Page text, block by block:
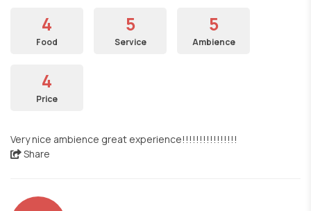
4
Food
5
Service
5
Ambience
4
Price
Very nice ambience great experience!!!!!!!!!!!!!!!!
Share